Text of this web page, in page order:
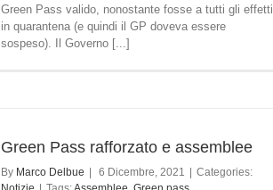
Green Pass valido, nonostante fosse a tutti gli effetti
in quarantena (e quindi il GP doveva essere
sospeso). Il Governo [...]
Green Pass rafforzato e assemblee
By Marco Delbue 6 Dicembre, 2021
Categories: